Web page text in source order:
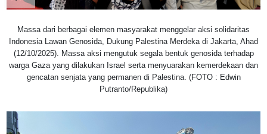
Massa dari berbagai elemen masyarakat menggelar aksi solidaritas
Indonesia Lawan Genosida, Dukung Palestina Merdeka di Jakarta, Ahad
(12/10/2025). Massa aksi mengutuk segala bentuk genosida terhadap
warga Gaza yang dilakukan Israel serta menyuarakan kemerdekaan dan
gencatan senjata yang permanen di Palestina. (FOTO : Edwin
Putranto/Republika)